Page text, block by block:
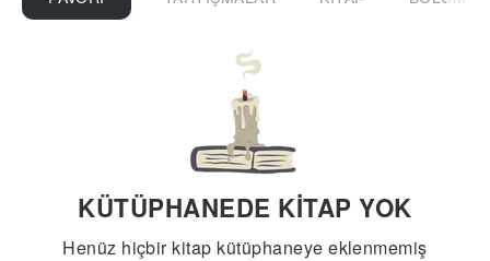
KÜTÜPHANEDE KITAP YOK
Henüz hiçbir kitap kütüphaneye eklenmemiş